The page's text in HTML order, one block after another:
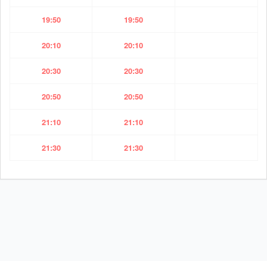
19:50 19:50
20:10 20:10
20:30 20:30
20:50 20:50
21:10 21:10
21:30 21:30